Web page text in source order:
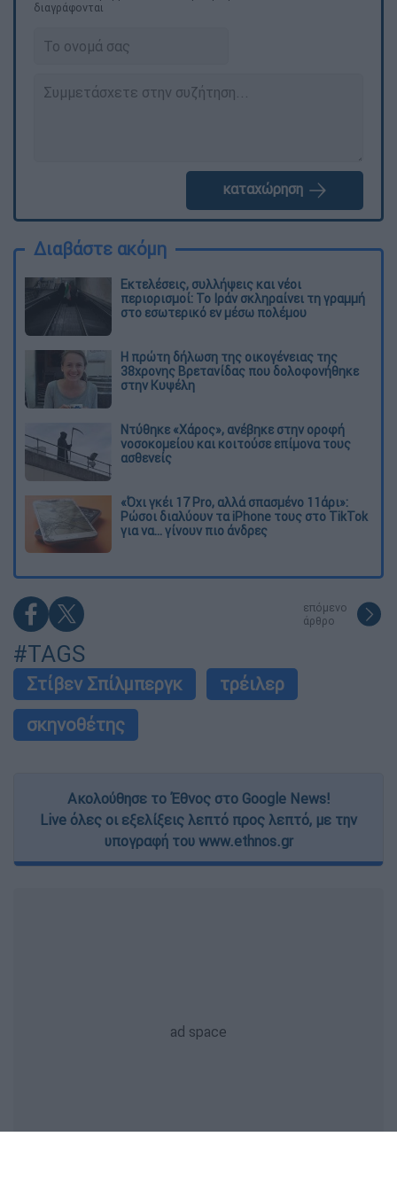
διαγράφονται
καταχώρηση
Διαβάστε ακόμη
Εκτελέσεις, συλλήψεις και νέοι
περιορισμοί: Το Ιράν σκληραίνει τη γραμμή
στο εσωτερικό εν μέσω πολέμου
Η πρώτη δήλωση της οικογένειας της
38χρονης Βρετανίδας που δολοφονήθηκε
στην Κυψέλη
Ντύθηκε «Χάρος», ανέβηκε στην οροφή
νοσοκομείου και κοιτούσε επίμονα τους
ασθενείς
«Όχι γκέι 17 Pro, αλλά σπασμένο 11άρι»:
Ρώσοι διαλύουν τα iPhone τους στο TikTok
για να... γίνουν πιο άνδρες
επόμενο
άρθρο
#TAGS
Στίβεν Σπίλμπεργκ
τρέιλερ
σκηνοθέτης
Ακολούθησε το Έθνος στο Google News!
Live όλες οι εξελίξεις λεπτό προς λεπτό, με την
υπογραφή του www.ethnos.gr